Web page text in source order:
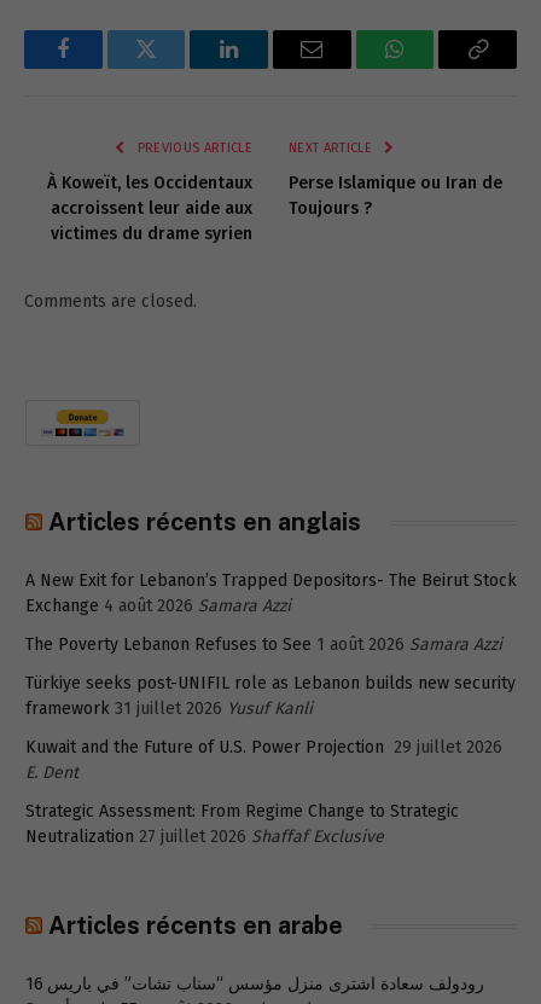
FacebookTwitter LinkedInEmail WhatsAppCopy
PREVIOUS ARTICLE
À Koweït, les Occidentaux
accroissent leur aide aux
victimes du drame syrien
NEXT ARTICLE
Perse Islamique ou Iran de
Toujours ?
Comments are closed.
Articles récents en anglais
A New Exit for Lebanon’s Trapped Depositors- The Beirut Stock
Exchange 4 août 2026 Samara Azzi
The Poverty Lebanon Refuses to See 1 août 2026 Samara Azzi
Türkiye seeks post-UNIFIL role as Lebanon builds new security
framework 31 juillet 2026 Yusuf Kanli
Kuwait and the Future of U.S. Power Projection 29 juillet 2026
E. Dent
Strategic Assessment: From Regime Change to Strategic
Neutralization 27 juillet 2026 Shaffaf Exclusive
Articles récents en arabe
رودولف سعادة اشترى منزل مؤسس “سناب تشات” في باريس 16